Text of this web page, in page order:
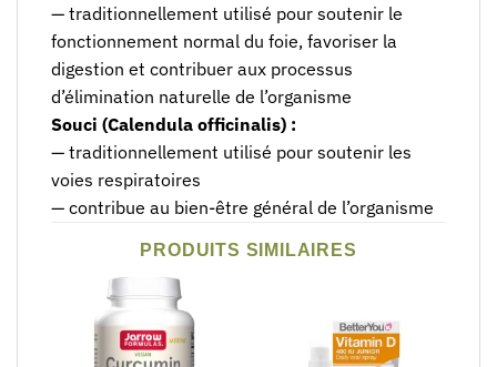
— traditionnellement utilisé pour soutenir le
fonctionnement normal du foie, favoriser la
digestion et contribuer aux processus
d’élimination naturelle de l’organisme
Souci (Calendula officinalis) :
— traditionnellement utilisé pour soutenir les
voies respiratoires
— contribue au bien-être général de l’organisme
PRODUITS SIMILAIRES